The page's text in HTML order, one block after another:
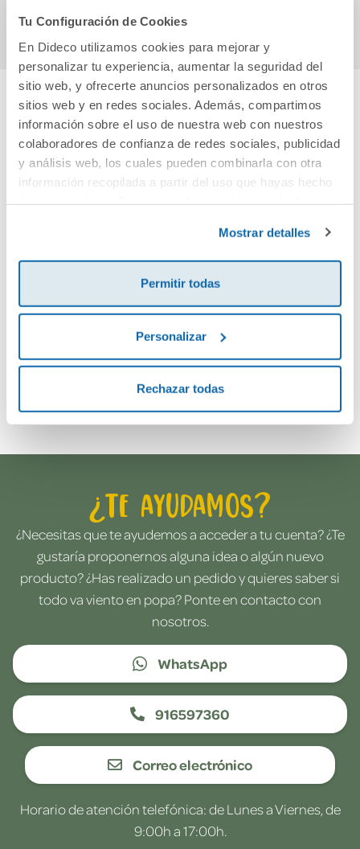
Tu Configuración de Cookies
En Dideco utilizamos cookies para mejorar y
personalizar tu experiencia, aumentar la seguridad del
sitio web, y ofrecerte anuncios personalizados en otros
sitios web y en redes sociales. Además, compartimos
información sobre el uso de nuestra web con nuestros
colaboradores de confianza de redes sociales, publicidad
y análisis web, los cuales pueden combinarla con otra
información recopilada a partir del uso que hayas hecho
Mostrar detalles
Permitir todas
Personalizar
Rechazar todas
Cuéntanos tu opinión
¡Sé el primero en valorar este producto!
Debes iniciar sesión para poder valorarlo
Envía tu opinión
¿Te ayudamos?
¿Necesitas que te ayudemos a acceder a tu cuenta? ¿Te
gustaría proponernos alguna idea o algún nuevo
producto? ¿Has realizado un pedido y quieres saber si
todo va viento en popa? Ponte en contacto con
nosotros.
WhatsApp
916597360
Correo electrónico
Horario de atención telefónica: de Lunes a Viernes, de
9:00h a 17:00h.